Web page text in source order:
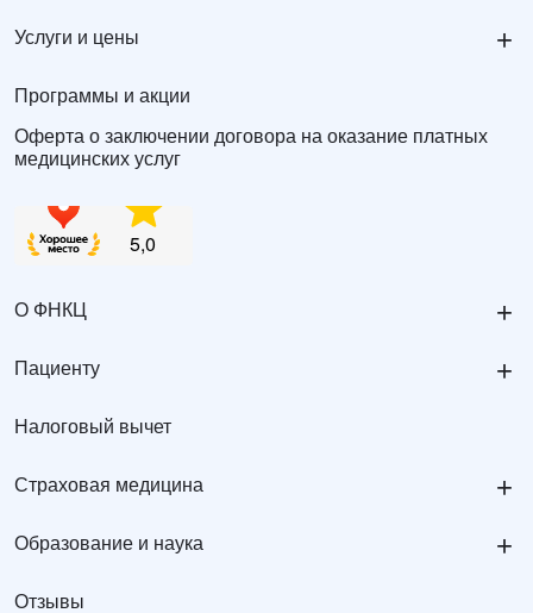
Услуги и цены +
Программы и акции
Оферта о заключении договора на оказание платных
медицинских услуг
О ФНКЦ +
Пациенту +
Налоговый вычет
Страховая медицина +
Образование и наука +
Отзывы